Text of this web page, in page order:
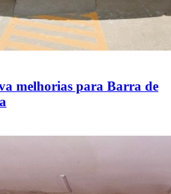
melhorias para Barra de